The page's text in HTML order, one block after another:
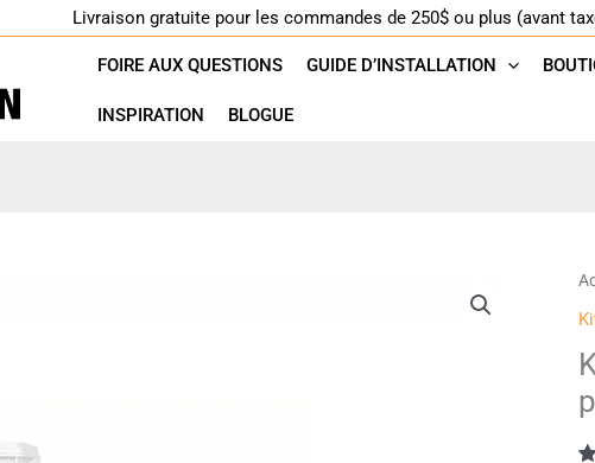
Livraison gratuite pour les commandes de 250$ ou plus (avant
FOIRE AUX QUESTIONS GUIDE D’INSTALLATION
INSPIRATION BLOGUE
de